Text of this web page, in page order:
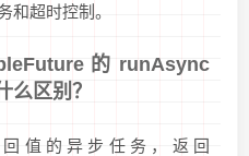
和超时控制。
的 runAsync
区别？
回值的异步任务，返回